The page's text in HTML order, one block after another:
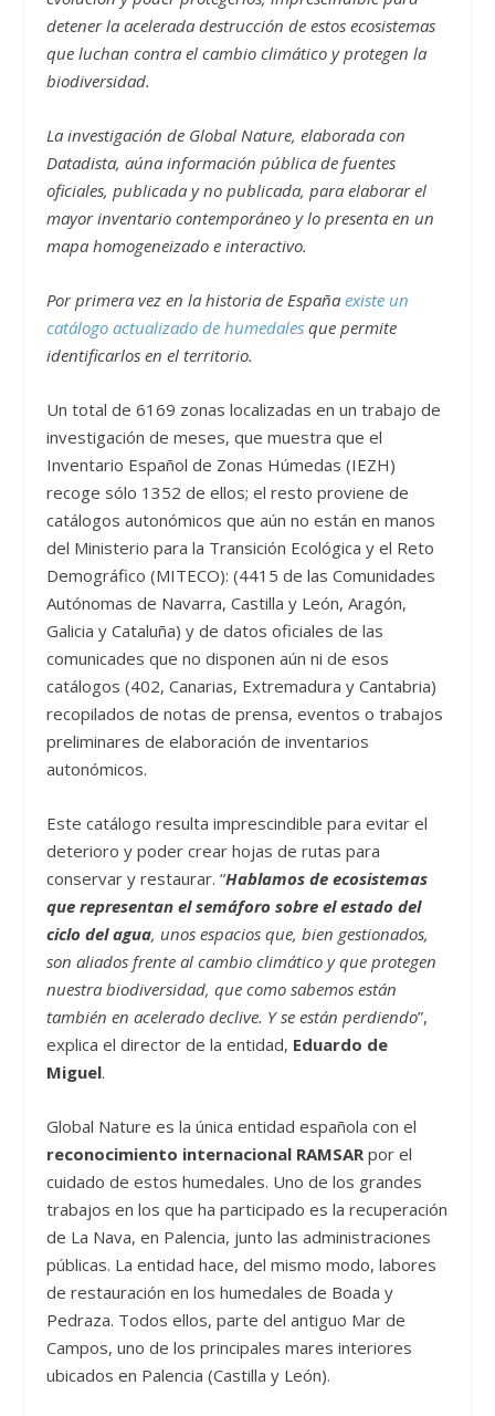
detener la acelerada destrucción de estos ecosistemas
que luchan contra el cambio climático y protegen la
biodiversidad.
La investigación de Global Nature, elaborada con
Datadista, aúna información pública de fuentes
oficiales, publicada y no publicada, para elaborar el
mayor inventario contemporáneo y lo presenta en un
mapa homogeneizado e interactivo.
Por primera vez en la historia de Españaexiste un
catálogo actualizado de humedales que permite
identificarlos en el territorio.
Un total de 6169 zonas localizadas en un trabajo de
investigación de meses, que muestra que el
Inventario Español de Zonas Húmedas (IEZH)
recoge sólo 1352 de ellos; el resto proviene de
catálogos autonómicos que aún no están en manos
del Ministerio para la Transición Ecológica y el Reto
Demográfico (MITECO): (4415 de las Comunidades
Autónomas de Navarra, Castilla y León, Aragón,
Galicia y Cataluña) y de datos oficiales de las
comunicades que no disponen aún ni de esos
catálogos (402, Canarias, Extremadura y Cantabria)
recopilados de notas de prensa, eventos o trabajos
preliminares de elaboración de inventarios
autonómicos.
Este catálogo resulta imprescindible para evitar el
deterioro y poder crear hojas de rutas para
conservar y restaurar. “Hablamos de ecosistemas
que representan el semáforo sobre el estado del
ciclo del agua, unos espacios que, bien gestionados,
son aliados frente al cambio climático y que protegen
nuestra biodiversidad, que como sabemos están
también en acelerado declive. Y se están perdiendo”,
explica el director de la entidad, Eduardo de
Miguel.
Global Nature es la única entidad española con el
reconocimiento internacional RAMSAR por el
cuidado de estos humedales. Uno de los grandes
trabajos en los que ha participado es la recuperación
de La Nava, en Palencia, junto las administraciones
públicas. La entidad hace, del mismo modo, labores
de restauración en los humedales de Boada y
Pedraza. Todos ellos, parte del antiguo Mar de
Campos, uno de los principales mares interiores
ubicados en Palencia (Castilla y León).